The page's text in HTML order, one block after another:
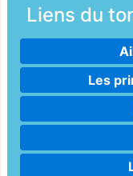
Liens du
Les